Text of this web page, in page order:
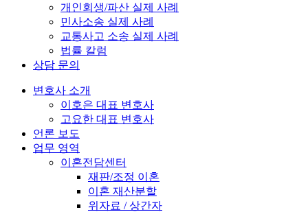
개인회생/파산 실제 사례
민사소송 실제 사례
교통사고 소송 실제 사례
법률 칼럼
상담 문의
변호사 소개
이호은 대표 변호사
고요한 대표 변호사
언론 보도
업무 영역
이혼전담센터
재판/조정 이혼
이혼 재산분할
위자료 / 상간자